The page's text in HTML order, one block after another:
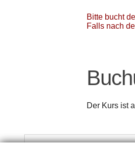
Bitte bucht
Falls nach
Der Kurs ist